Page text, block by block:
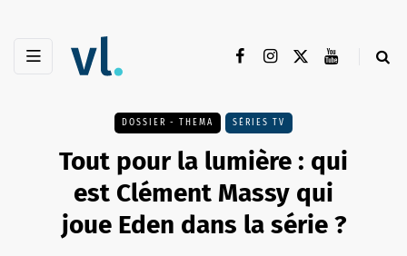
DOSSIER - THEMA SÉRIES TV
Tout pour la lumière : qui
est Clément Massy qui
joue Eden dans la série ?